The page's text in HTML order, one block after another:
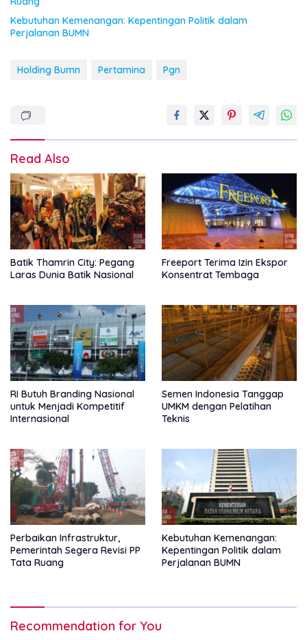
Kebutuhan Kemenangan: Kepentingan Politik dalam
Perjalanan BUMN
Holding Bumn Pertamina Pgn
Read Also
Batik Thamrin City: Pegang
Laras Dunia Batik Nasional
Freeport Terima Izin Ekspor
Konsentrat Tembaga
RI Butuh Branding Nasional
untuk Menjadi Kompetitif
Internasional
Semen Indonesia Tanggap
UMKM dengan Pelatihan
Teknis
Perbaikan Infrastruktur,
Pemerintah Segera Revisi PP
Tata Ruang
Kebutuhan Kemenangan:
Kepentingan Politik dalam
Perjalanan BUMN
Recommendation for You